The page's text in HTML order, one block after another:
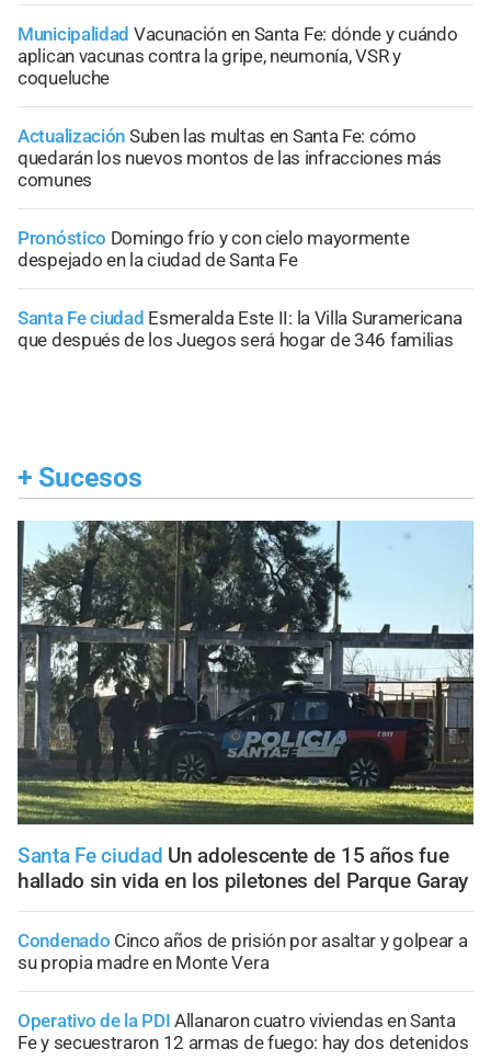
Municipalidad Vacunación en Santa Fe: dónde y cuándo
aplican vacunas contra la gripe, neumonía, VSR y
coqueluche
Actualización Suben las multas en Santa Fe: cómo
quedarán los nuevos montos de las infracciones más
comunes
Pronóstico Domingo frío y con cielo mayormente
despejado en la ciudad de Santa Fe
Santa Fe ciudad Esmeralda Este II: la Villa Suramericana
que después de los Juegos será hogar de 346 familias
+ Sucesos
Santa Fe ciudad Un adolescente de 15 años fue
hallado sin vida en los piletones del Parque Garay
Condenado Cinco años de prisión por asaltar y golpear a
su propia madre en Monte Vera
Operativo de la PDI Allanaron cuatro viviendas en Santa
Fe y secuestraron 12 armas de fuego: hay dos detenidos